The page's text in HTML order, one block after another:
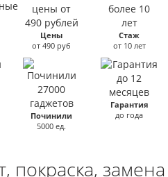
Цены
от 490 руб
Стаж
от 10 лет
Починили
5000 ед.
Гарантия
до года
замена